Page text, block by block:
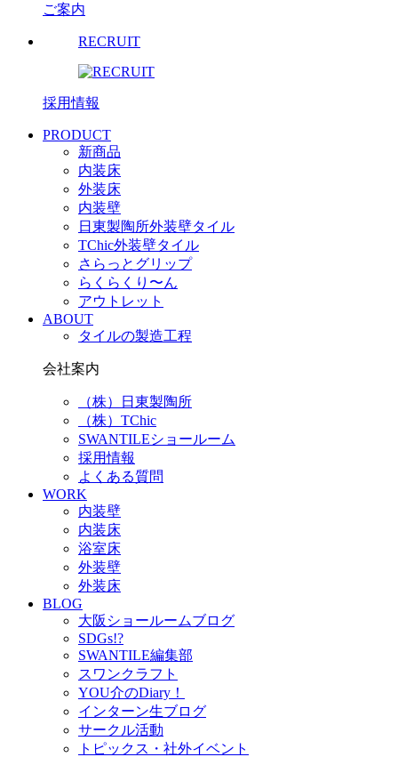
ご案内
RECRUIT
採用情報
PRODUCT
新商品
内装床
外装床
内装壁
日東製陶所外装壁タイル
TChic外装壁タイル
さらっとグリップ
らくらくり〜ん
アウトレット
ABOUT
タイルの製造工程
会社案内
（株）日東製陶所
（株）TChic
SWANTILEショールーム
採用情報
よくある質問
WORK
内装壁
内装床
浴室床
外装壁
外装床
BLOG
大阪ショールームブログ
SDGs!?
SWANTILE編集部
スワンクラフト
YOU介のDiary！
インターン生ブログ
サークル活動
トピックス・社外イベント